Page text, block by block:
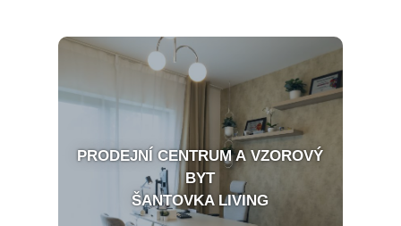
PRODEJNÍ CENTRUM A VZOROVÝ
BYT
ŠANTOVKA LIVING